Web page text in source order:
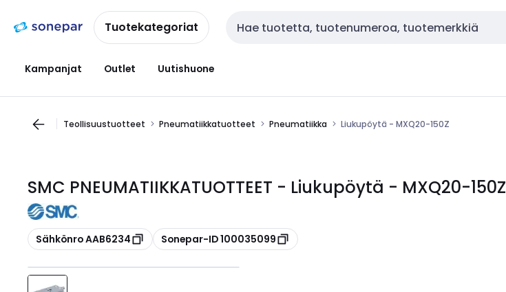
navigointiinsisältöönTuotekategoriat Haku
Kampanjat Outlet Uutishuone
Teollisuustuotteet Pneumatiikkatuotteet Pneumatiikka Liukupöytä - MXQ20-150Z
SMC PNEUMATIIKKATUOTTEET - Liukupöytä - MXQ20-150Z
Kopioi
Sähkönro AAB6234 Kopioi
Sonepar-ID 100035099